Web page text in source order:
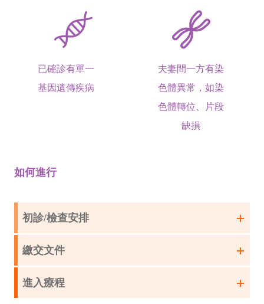
已確診有單一
基因遺傳疾病
夫妻間一方有染
色體異常，如染
色體轉位、片段
缺損
如何進行
初診/檢查安排
繳交文件
進入療程